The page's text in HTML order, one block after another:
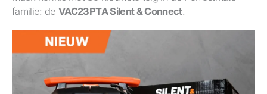
familie: deVAC23PTA Silent & Connect.